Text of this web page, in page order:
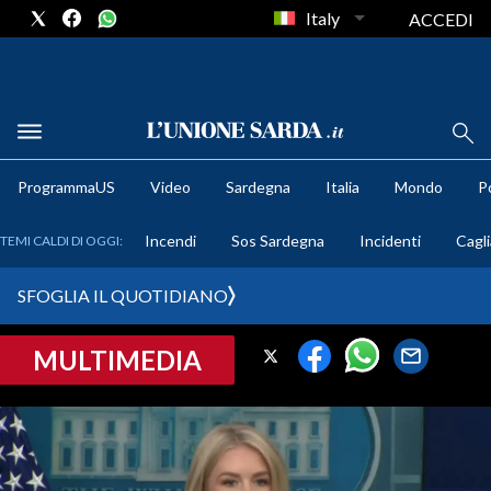
METEO
CRONACA SARDEGNA
PROVINCIA DI CAGLIARI
SULCIS IGLESIENTE
Italy ACCEDI
ProgrammaUS Video Sardegna Italia Mondo
TEMI CALDI DI OGGI: Incendi Sos Sardegna Incidenti
SFOGLIA IL QUOTIDIANO
MULTIMEDIA